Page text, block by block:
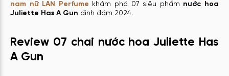
nam nữ LAN Perfume khám phá 07 siêu phẩm nước hoa
Juliette Has A Gun đình đám 2024.
Review 07 chai nước hoa Juliette Has
A Gun